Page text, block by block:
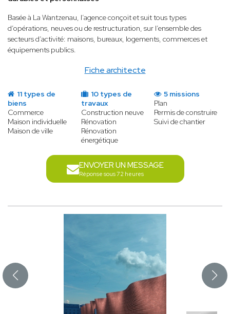
Fiche architecte
Basée à La Wantzenau, l’agence conçoit et suit tous types
d’opérations, neuves ou de restructuration, sur l’ensemble des
secteurs d’activité: maisons, bureaux, logements, commerces et
équipements publics.
11 types de
biens
Commerce
Maison individuelle
Maison de ville
10 types de
travaux
Construction neuve
Rénovation
Rénovation
énergétique
5 missions
Plan
Permis de construire
Suivi de chantier
ENVOYER UN MESSAGE
Réponse sous 72 heures